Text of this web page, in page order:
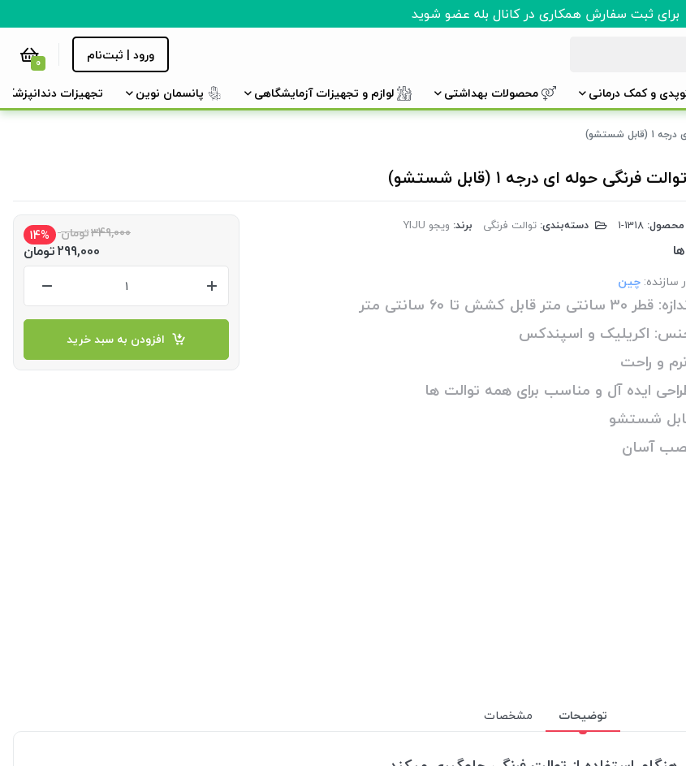
برای ثبت سفارش همکاری در کانال بله عضو شوید
ورود | ثبت‌نام 0
و کمک درمانی محصولات بهداشتی لوازم و تجهیزات آزمایشگاهی پانسمان نوین تجهیزات دندانپزشکی
شستشو)
فرنگی حوله ای درجه 1 (قابل شستشو)
دسته‌بندی: توالت فرنگی برند: ویجو YIJU
سازنده: چین
30 سانتی متر قابل کشش تا 60 سانتی متر
اکریلیک و اسپندکس
نرم و راحت
ایده آل و مناسب برای همه توالت ها
شستشو
آسان
349,000تومان 14%
299,000تومان
افزودن به سبد خرید
توضیحات مشخصات